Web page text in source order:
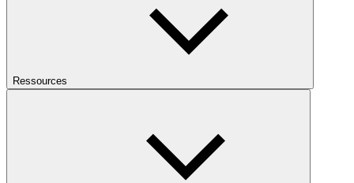
Ressources